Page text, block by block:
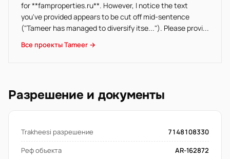
for **famproperties.ru**. However, I notice the text
you've provided appears to be cut off mid-sentence
("Tameer has managed to diversify itse..."). Please provi...
Все проекты Tameer →
Разрешение и документы
Trakheesi разрешение
7148108330
Реф объекта
AR-162872